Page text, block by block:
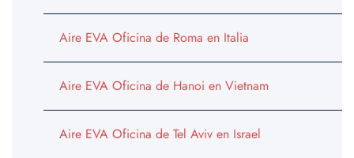
Aire EVA Oficina de Roma en Italia
Aire EVA Oficina de Hanoi en Vietnam
Aire EVA Oficina de Tel Aviv en Israel